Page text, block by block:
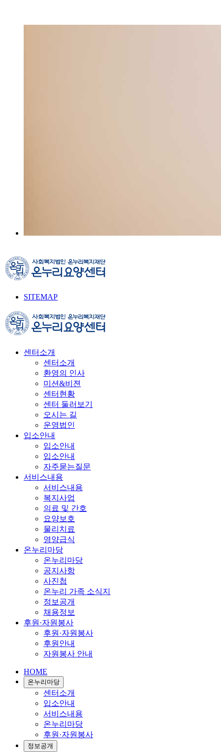
SITEMAP
센터소개
센터소개
환영의 인사
미션&비젼
센터현황
센터 둘러보기
오시는 길
운영법인
입소안내
입소안내
입소안내
자주묻는질문
서비스내용
서비스내용
복지사업
의료 및 간호
요양보호
물리치료
영양급식
온누리마당
온누리마당
공지사항
사진첩
온누리 가족 소식지
정보공개
채용정보
후원·자원봉사
후원·자원봉사
후원안내
자원봉사 안내
HOME
온누리마당
센터소개
입소안내
서비스내용
온누리마당
후원·자원봉사
정보공개